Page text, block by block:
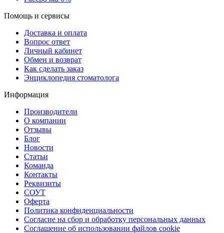
Помощь и сервисы
Доставка и оплата
Вопрос ответ
Личный кабинет
Обмен и возврат
Как сделать заказ
Энциклопедия стоматолога
Информация
Производители
О компании
Отзывы
Блог
Новости
Статьи
Команда
Контакты
Реквизиты
СОУТ
Оферта
Политика конфиденциальности
Согласие на сбор и обработку персональных данных
Соглашение об использовании файлов cookie